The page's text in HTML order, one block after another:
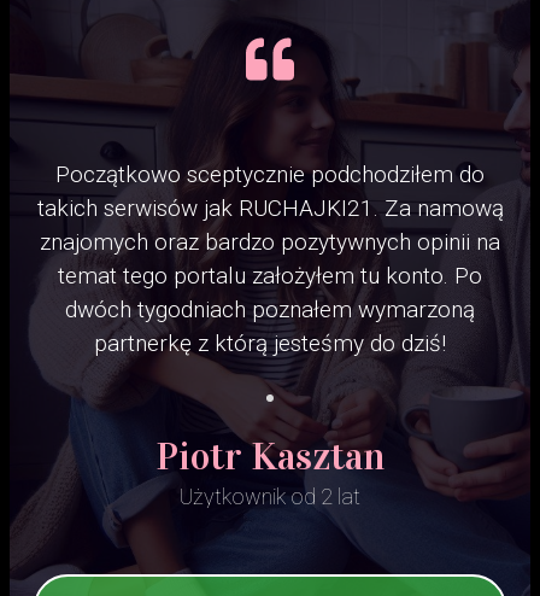
Początkowo sceptycznie podchodziłem do
takich serwisów jak RUCHAJKI21. Za namową
znajomych oraz bardzo pozytywnych opinii na
temat tego portalu założyłem tu konto. Po
dwóch tygodniach poznałem wymarzoną
partnerkę z którą jesteśmy do dziś!
Piotr Kasztan
Użytkownik od 2 lat